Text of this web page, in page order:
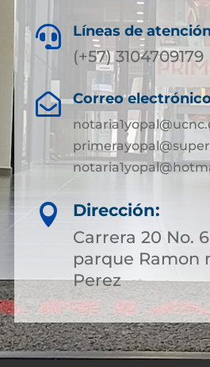
 Líneas de
(+57) 3104709179
 Correo

Dirección:
Carrera 20 No.
parque Ramon
Perez